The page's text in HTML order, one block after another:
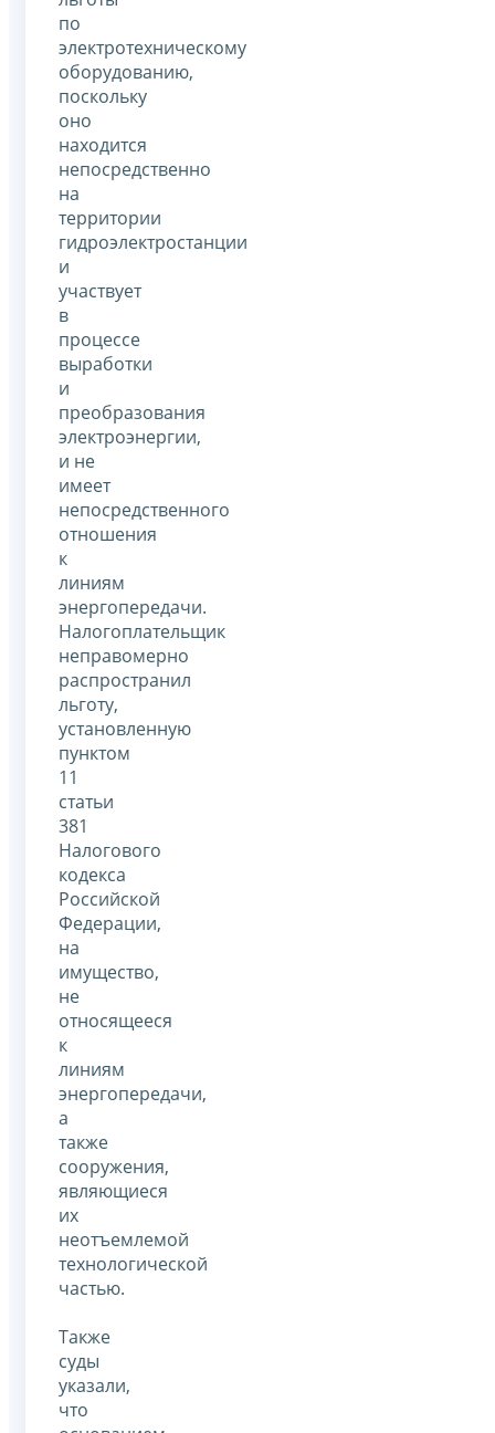
по
электротехническому
оборудованию,
поскольку
оно
находится
непосредственно
на
территории
гидроэлектростанции
и
участвует
в
процессе
выработки
и
преобразования
электроэнергии,
и не
имеет
непосредственного
отношения
к
линиям
энергопередачи.
Налогоплательщик
неправомерно
распространил
льготу,
установленную
пунктом
11
статьи
381
Налогового
кодекса
Российской
Федерации,
на
имущество,
не
относящееся
к
линиям
энергопередачи,
а
также
сооружения,
являющиеся
их
неотъемлемой
технологической
частью.
Также
суды
указали,
что